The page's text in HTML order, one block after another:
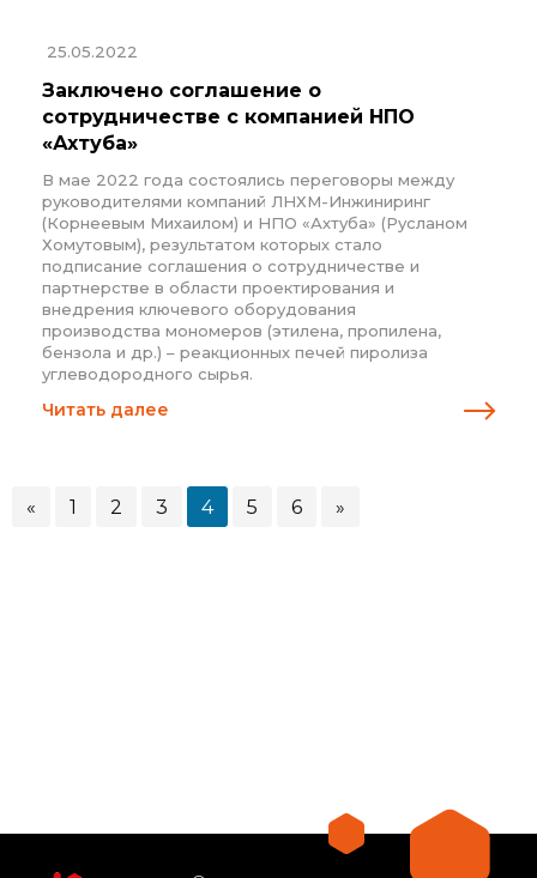
25.05.2022
Заключено соглашение о
сотрудничестве с компанией НПО
«Ахтуба»
В мае 2022 года состоялись переговоры между
руководителями компаний ЛНХМ-Инжиниринг
(Корнеевым Михаилом) и НПО «Ахтуба» (Русланом
Хомутовым), результатом которых стало
подписание соглашения о сотрудничестве и
партнерстве в области проектирования и
внедрения ключевого оборудования
производства мономеров (этилена, пропилена,
бензола и др.) – реакционных печей пиролиза
углеводородного сырья.
Читать далее
« 1 2 3 4 5 6 »